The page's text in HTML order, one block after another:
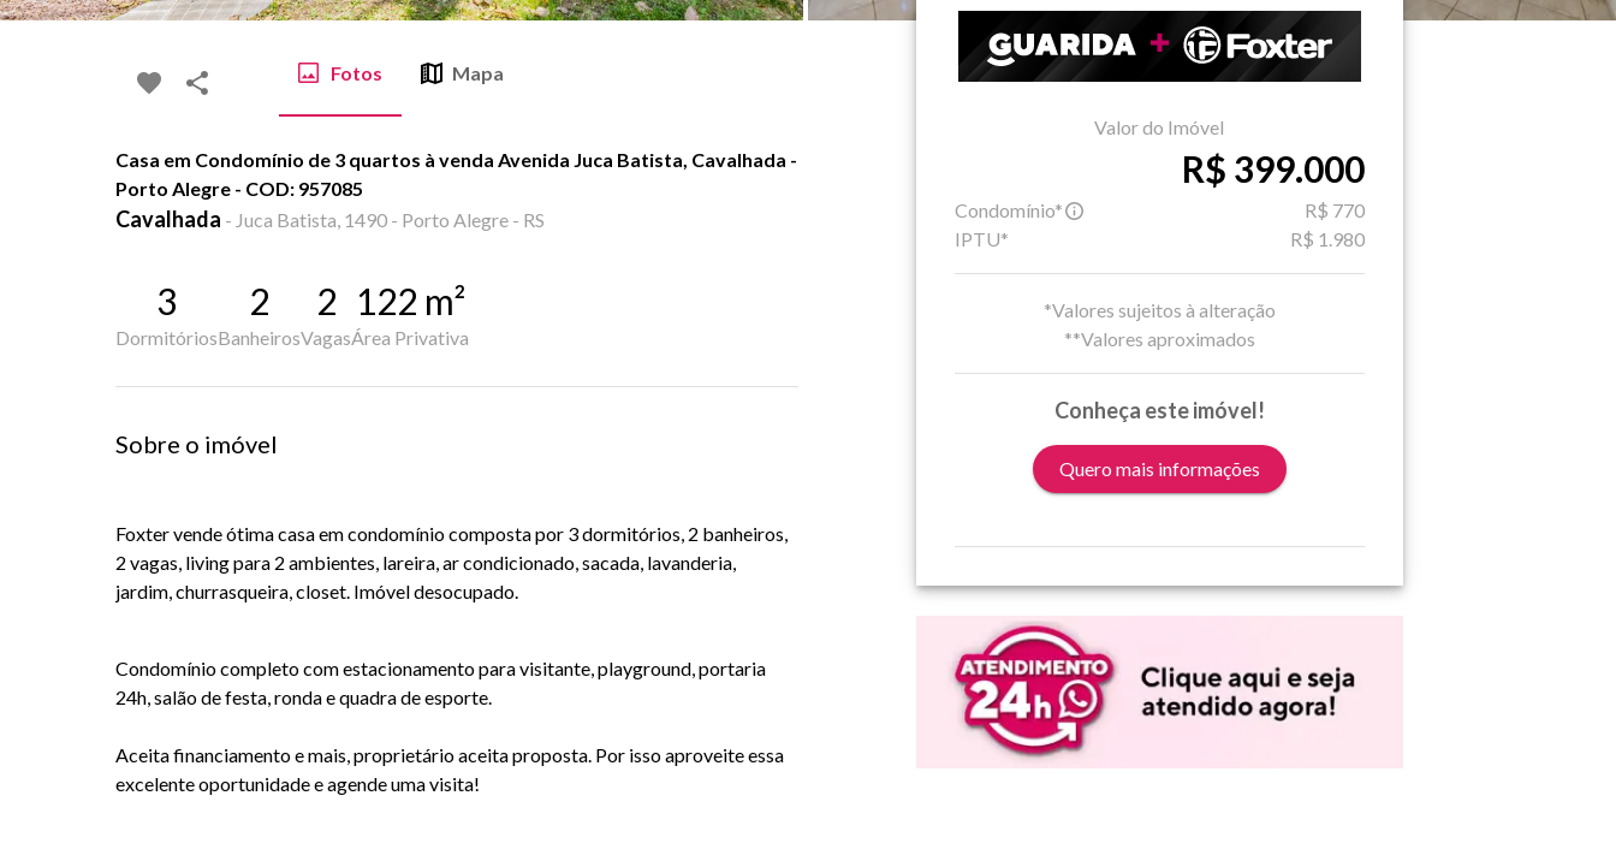
Fotos Mapa
Casa em Condomínio de 3 quartos à venda Avenida Juca Batista, Cavalhada -
Porto Alegre - COD: 957085
Cavalhada - Juca Batista, 1490 - Porto Alegre - RS
3
Dormitórios
2
Banheiros
2
Vagas
122 m²
Área Privativa
Sobre o imóvel
Foxter vende ótima casa em condomínio composta por 3 dormitórios, 2 banheiros,
2 vagas, living para 2 ambientes, lareira, ar condicionado, sacada, lavanderia,
jardim,churrasqueira, closet. Imóveldesocupado.
Condomínio completo com estacionamento para visitante, playground, portaria
24h, salão de festa, ronda e quadra de esporte.
Aceita financiamento e mais, proprietário aceita proposta. Por isso aproveite essa
excelente oportunidade e agende uma visita!
Valor do Imóvel
R$ 399.000
Condomínio*
R$ 770
IPTU*
R$ 1.980
*Valores sujeitos à alteração
**Valores aproximados
Conheça este imóvel!
Quero mais informações